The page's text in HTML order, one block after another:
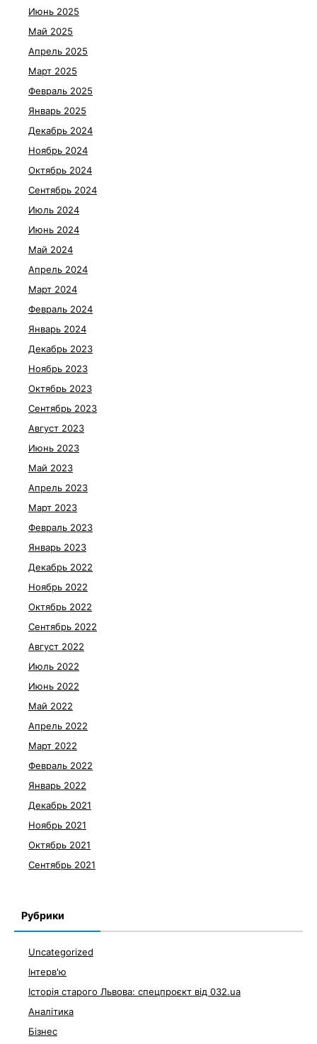
Июнь 2025
Май 2025
Апрель 2025
Март 2025
Февраль 2025
Январь 2025
Декабрь 2024
Ноябрь 2024
Октябрь 2024
Сентябрь 2024
Июль 2024
Июнь 2024
Май 2024
Апрель 2024
Март 2024
Февраль 2024
Январь 2024
Декабрь 2023
Ноябрь 2023
Октябрь 2023
Сентябрь 2023
Август 2023
Июнь 2023
Май 2023
Апрель 2023
Март 2023
Февраль 2023
Январь 2023
Декабрь 2022
Ноябрь 2022
Октябрь 2022
Сентябрь 2022
Август 2022
Июль 2022
Июнь 2022
Май 2022
Апрель 2022
Март 2022
Февраль 2022
Январь 2022
Декабрь 2021
Ноябрь 2021
Октябрь 2021
Сентябрь 2021
Рубрики
Uncategorized
Інтерв'ю
Історія старого Львова: спецпроєкт від 032.ua
Аналітика
Бізнес